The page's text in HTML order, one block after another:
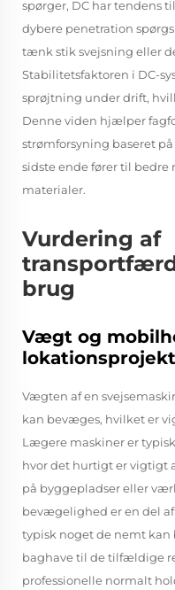
spørger, DC har tendens
dybere penetration
tænk stik svejsning eller
Stabilitetsfaktoren i DC-
sprøjtning under drift,
Denne viden hjælper
strømforsyning baseret
sidste ende fører til
materialer.
Vurdering af
brug
Vægt og
Vægten af en
kan bevæges, hvilket er
Lægere maskiner er
hvor det hurtigt er vigtigt
på byggepladser eller
bevægelighed er en del
typisk noget de nemt
baghave til de tilfældige
professionelle normalt